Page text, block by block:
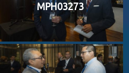
MPH03273